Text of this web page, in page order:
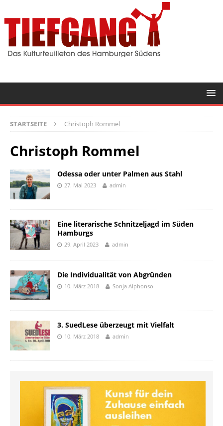
STARTSEITE Christoph Rommel
Christoph Rommel
Odessa oder unter Palmen aus Stahl
27. Mai 2023 admin
Eine literarische Schnitzeljagd im Süden
Hamburgs
29. April 2023 admin
Die Individualität von Abgründen
10. März 2018 Sonja Alphonso
3. SuedLese überzeugt mit Vielfalt
10. März 2018 admin